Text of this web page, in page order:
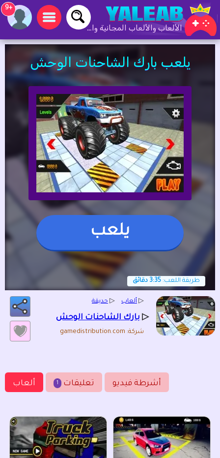
الألعاب والألعاب المجانية والألعاب عبر الإنترنت
+9
يلعب بارك الشاحنات الوحش
يلعب
طريقة اللعب: 3:35 دقائق
▷ ألعاب ▷ حديقة
▷ بارك الشاحنات الوحش
شركة: gamedistribution.com
ألعاب 1 تعليقات أشرطة فيديو